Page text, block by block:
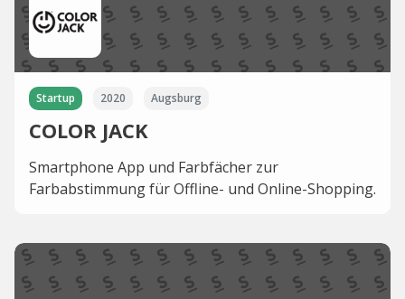
Startup 2020 Augsburg
COLOR JACK
Smartphone App und Farbfächer zur
Farbabstimmung für Offline- und Online-Shopping.